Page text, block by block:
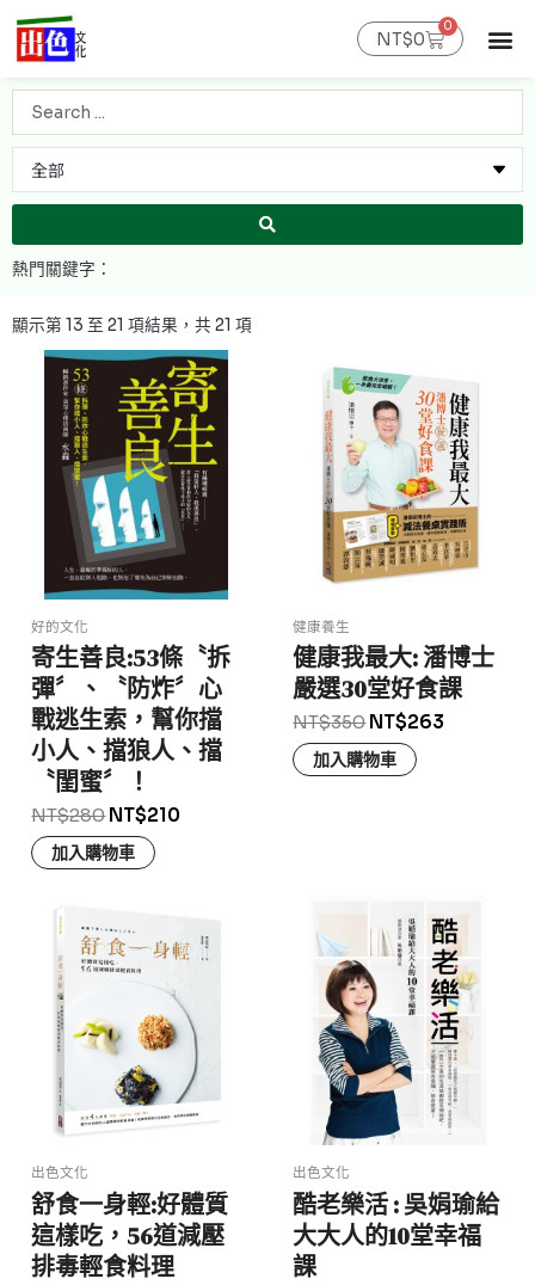
要
容
NT$0
0
購
物
Search
顯示第 13 至 21 項結果，共 21 項最
好的文化
寄生善良:53條〝拆
彈〞、〝防炸〞心
戰逃生索，幫你擋
小人、擋狼人、擋
〝閨蜜〞！
NT$280 NT$210
加入購物車
健康養生
健康我最大: 潘博士
嚴選30堂好食課
NT$350 NT$263
加入購物車
出色文化
舒食一身輕:好體質
這樣吃，56道減壓
排毒輕食料理
出色文化
酷老樂活 : 吳娟瑜給
大大人的10堂幸福
課